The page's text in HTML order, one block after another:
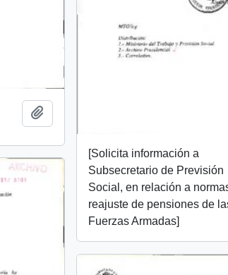
[Solicita información a
Subsecretario de Previsión
Social, en relación a
reajuste de pensiones de
Fuerzas Armadas]